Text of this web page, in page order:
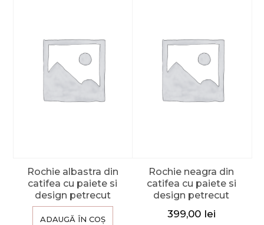
Rochie albastra din
catifea cu paiete si
design petrecut
ADAUGĂ ÎN COȘ
Rochie neagra din
catifea cu paiete si
design petrecut
399,00 lei